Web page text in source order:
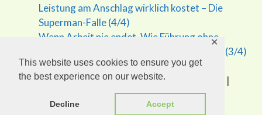
This website uses cookies to ensure you get
the best experience on our website.
Decline Accept
✕
Leistung am Anschlag wirklich kostet – Die
Superman-Falle (4/4)
Wenn Arbeit nie endet. Wie Führung ohne
Grenzen krank macht – Die Superman Falle (3/4)
(c) 2026 Eudaimonic.at - Mag. Gottfried Epp |
Impressum